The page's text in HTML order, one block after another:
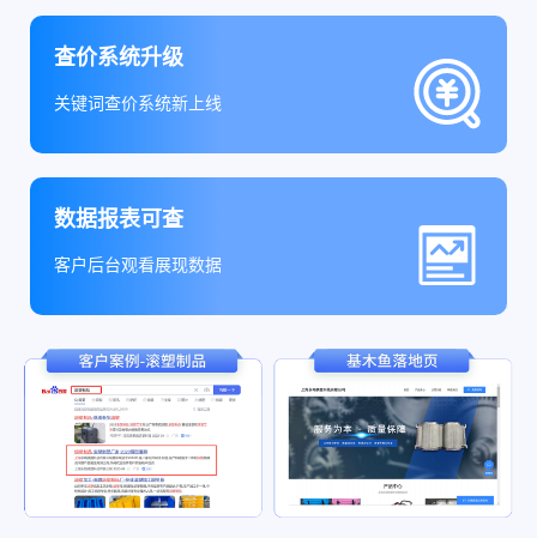
查价系统升级
关键词查价系统新上线
数据报表可查
客户后台观看展现数据